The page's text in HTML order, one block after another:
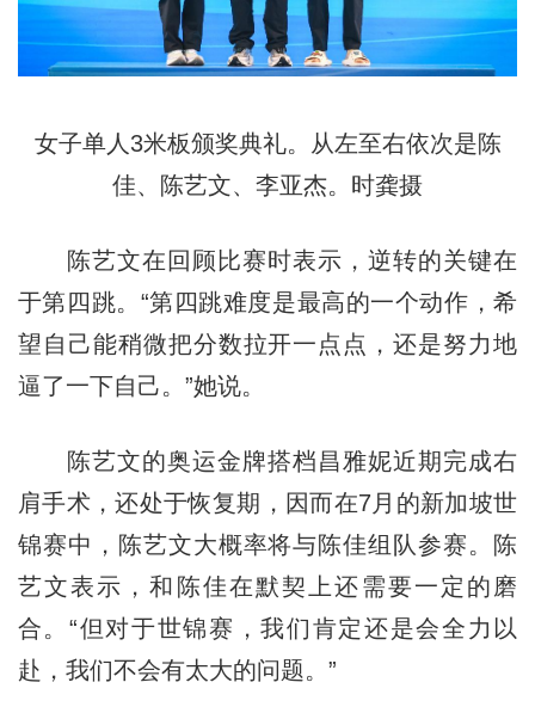
女子单人3米板颁奖典礼。从左至右依次是陈
佳、陈艺文、李亚杰。时龚摄
陈艺文在回顾比赛时表示，逆转的关键在
于第四跳。“第四跳难度是最高的一个动作，希
望自己能稍微把分数拉开一点点，还是努力地
逼了一下自己。”她说。
陈艺文的奥运金牌搭档昌雅妮近期完成右
肩手术，还处于恢复期，因而在7月的新加坡世
锦赛中，陈艺文大概率将与陈佳组队参赛。陈
艺文表示，和陈佳在默契上还需要一定的磨
合。“但对于世锦赛，我们肯定还是会全力以
赴，我们不会有太大的问题。”